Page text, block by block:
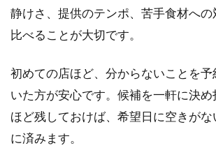
を楽
しむ
時に
伝え
たい
内容
1.5
静けさ、提供のテンポ、苦手食材への
比べることが大切です。
初めての店ほど、分からないことを
いた方が安心です。候補を一軒に決
ほど残しておけば、希望日に空きが
に済みます。